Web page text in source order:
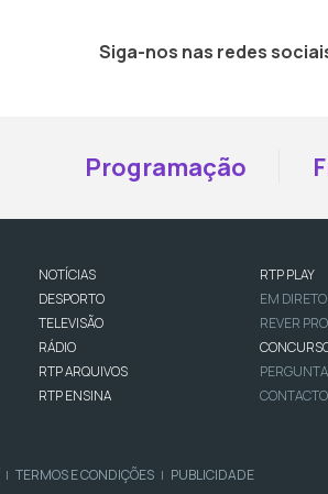
Siga-nos nas redes
Programação
NOTÍCIAS
DESPORTO
TELEVISÃO
RÁDIO
RTP ARQUIVOS
RTP ENSINA
RTP PLAY
EM DIRETO
REVER
| TERMOS E CONDIÇÕES | PUBLICIDADE